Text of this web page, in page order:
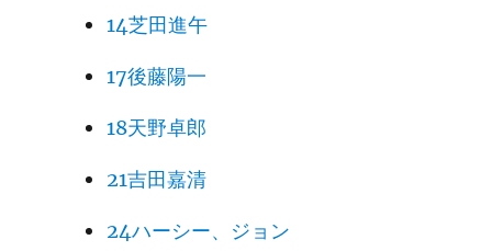
14芝田進午
17後藤陽一
18天野卓郎
21吉田嘉清
24ハーシー、ジョン